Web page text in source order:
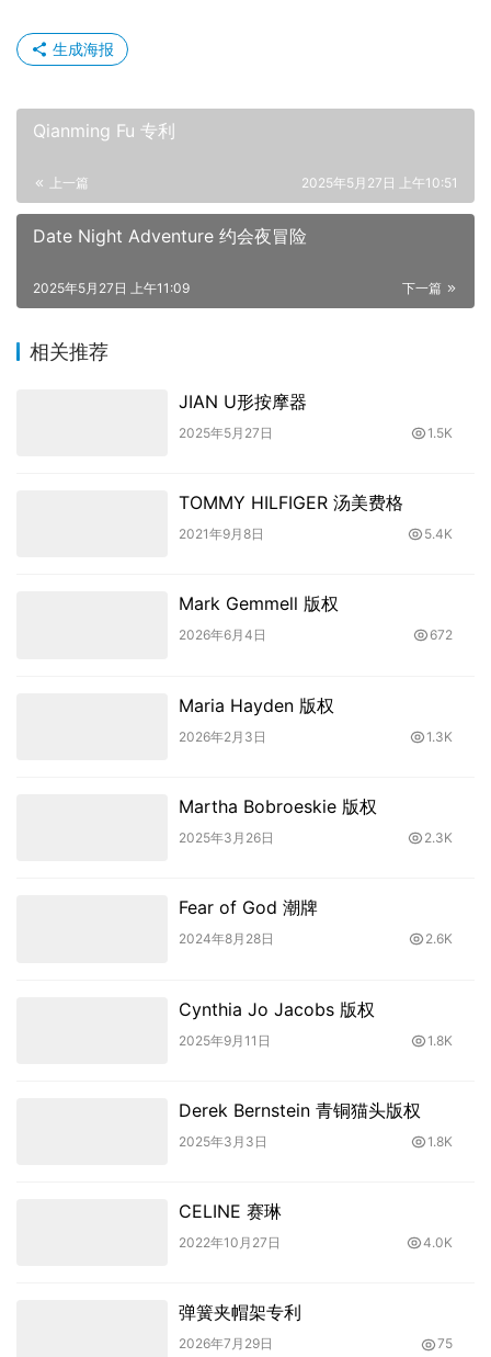
生成海报
Qianming Fu 专利
上一篇 2025年5月27日 上午10:51
Date Night Adventure 约会夜冒险
下一篇
2025年5月27日 上午11:09
相关推荐
JIAN U形按摩器
2025年5月27日 1.5K
TOMMY HILFIGER 汤美费格
2021年9月8日 5.4K
Mark Gemmell 版权
2026年6月4日 672
Maria Hayden 版权
2026年2月3日 1.3K
Martha Bobroeskie 版权
2025年3月26日 2.3K
Fear of God 潮牌
2024年8月28日 2.6K
Cynthia Jo Jacobs 版权
2025年9月11日 1.8K
Derek Bernstein 青铜猫头版权
2025年3月3日 1.8K
CELINE 赛琳
2022年10月27日 4.0K
弹簧夹帽架专利
2026年7月29日 75